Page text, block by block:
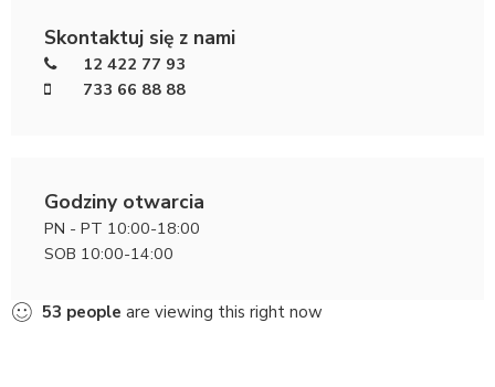
Skontaktuj się z nami
12 422 77 93
733 66 88 88
Godziny otwarcia
PN - PT 10:00-18:00
SOB 10:00-14:00
53 people are viewing this right now